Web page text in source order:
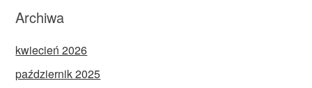
Archiwa
kwiecień 2026
październik 2025